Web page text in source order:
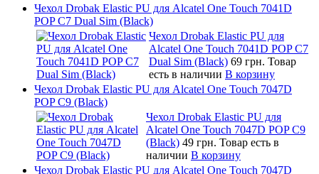
Чехол Drobak Elastic PU для Alcatel One Touch 7041D
POP C7 Dual Sim (Black)
Чехол Drobak Elastic PU для
Alcatel One Touch 7041D POP C7
Dual Sim (Black) 69 грн. Товар
есть в наличии В корзину
Чехол Drobak Elastic PU для Alcatel One Touch 7047D
POP C9 (Black)
Чехол Drobak Elastic PU для
Alcatel One Touch 7047D POP C9
(Black) 49 грн. Товар есть в
наличии В корзину
Чехол Drobak Elastic PU для Alcatel One Touch 7047D